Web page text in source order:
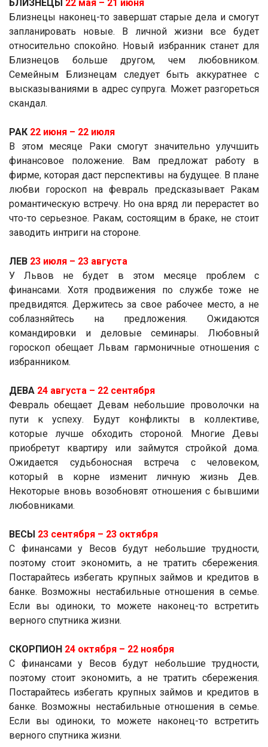
БЛИЗНЕЦЫ 22 мая ­– 21 июня
Близнецы наконец-то завершат старые дела и смогут
запланировать новые. В личной жизни все будет
относительно спокойно. Новый избранник станет для
Близнецов больше другом, чем любовником.
Семейным Близнецам следует быть аккуратнее с
высказываниями в адрес супруга. Может разгореться
скандал.
РАК 22 июня ­– 22 июля
В этом месяце Раки смогут значительно улучшить
финансовое положение. Вам предложат работу в
фирме, которая даст перспективы на будущее. В плане
любви гороскоп на февраль предсказывает Ракам
романтическую встречу. Но она вряд ли перерастет во
что-то серьезное. Ракам, состоящим в браке, не стоит
заводить интриги на стороне.
ЛЕВ 23 июля ­– 23 августа
У Львов не будет в этом месяце проблем с
финансами. Хотя продвижения по службе тоже не
предвидятся. Держитесь за свое рабочее место, а не
соблазняйтесь на предложения. Ожидаются
командировки и деловые семинары. Любовный
гороскоп обещает Львам гармоничные отношения с
избранником.
ДЕВА 24 августа ­– 22 сентября
Февраль обещает Девам небольшие проволочки на
пути к успеху. Будут конфликты в коллективе,
которые лучше обходить стороной. Многие Девы
приобретут квартиру или займутся стройкой дома.
Ожидается судьбоносная встреча с человеком,
который в корне изменит личную жизнь Дев.
Некоторые вновь возобновят отношения с бывшими
любовниками.
ВЕСЫ 23 сентября ­– 23 октября
С финансами у Весов будут небольшие трудности,
поэтому стоит экономить, а не тратить сбережения.
Постарайтесь избегать крупных займов и кредитов в
банке. Возможны нестабильные отношения в семье.
Если вы одиноки, то можете наконец-то встретить
верного спутника жизни.
СКОРПИОН 24 октября ­– 22 ноября
С финансами у Весов будут небольшие трудности,
поэтому стоит экономить, а не тратить сбережения.
Постарайтесь избегать крупных займов и кредитов в
банке. Возможны нестабильные отношения в семье.
Если вы одиноки, то можете наконец-то встретить
верного спутника жизни.